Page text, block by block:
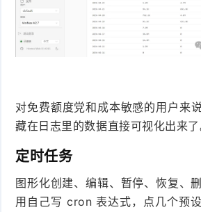
对免费额度党和成本敏感的用户来
藏在日志里的数据直接可视化出来了
定时任务
图形化创建、编辑、暂停、恢复、
用自己写 cron 表达式，点几个预